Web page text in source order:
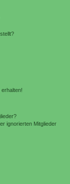
ignorierten Mitglieder